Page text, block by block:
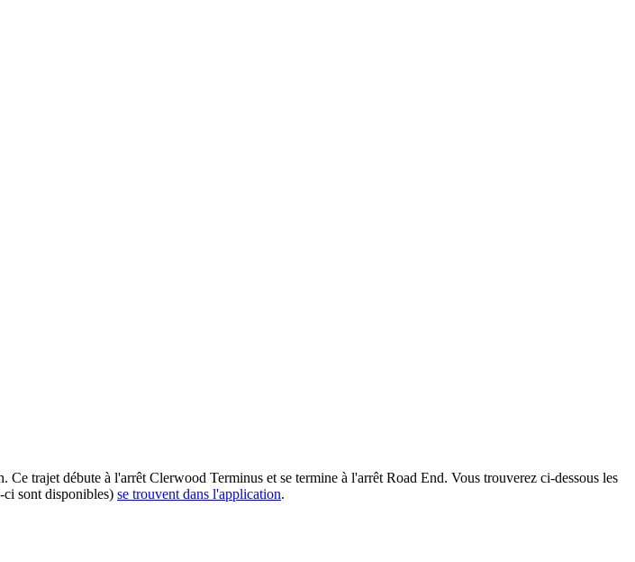
trajet débute à l'arrêt Clerwood Terminus et se termine à l'arrêt Road End. Vous trouverez ci-dessous les
ci sont disponibles) se trouvent dans l'application.